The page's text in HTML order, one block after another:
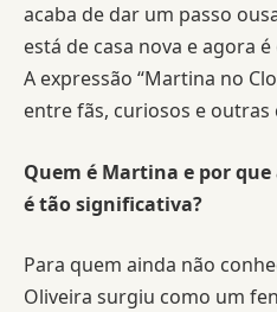
acaba de dar um passo
está de casa nova e agora
A expressão “Martina no
entre fãs, curiosos e
Quem é Martina e por que
é tão significativa?
Para quem ainda não
Oliveira surgiu como um